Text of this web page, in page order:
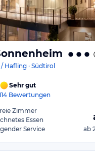
Hafling · Südtirol
Sehr gut
Bewertungen
Zimmer
Essen
Service
ab